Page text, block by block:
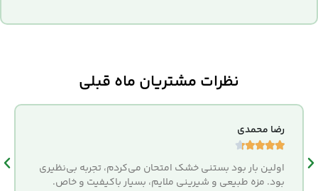
نظرات مشتریان ماه قبلی
رضا محمدی




اولین بار بود بستنی خشک امتحان می‌کردم، تجربه بی‌نظیری
بود. مزه طبیعی و شیرینی ملایم، بسیار باکیفیت و خاص.